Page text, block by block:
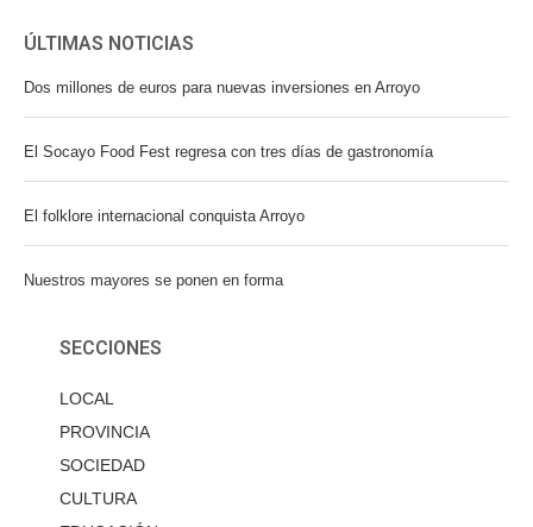
ÚLTIMAS NOTICIAS
Dos millones de euros para nuevas inversiones en Arroyo
El Socayo Food Fest regresa con tres días de gastronomía
El folklore internacional conquista Arroyo
Nuestros mayores se ponen en forma
SECCIONES
LOCAL
PROVINCIA
SOCIEDAD
CULTURA